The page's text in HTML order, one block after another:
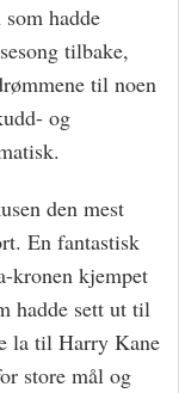
hadde
tilbake,
til noen
og
den mest
En fantastisk
kronen kjempet
hadde sett ut til
la til Harry Kane
store mål og